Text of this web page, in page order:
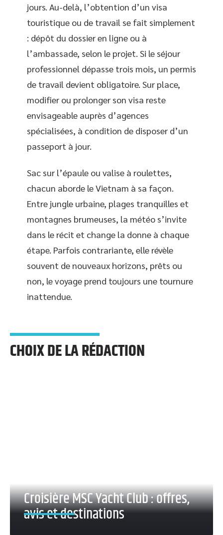
jours. Au-delà, l’obtention d’un visa
touristique ou de travail se fait simplement
: dépôt du dossier en ligne ou à
l’ambassade, selon le projet. Si le séjour
professionnel dépasse trois mois, un permis
de travail devient obligatoire. Sur place,
modifier ou prolonger son visa reste
envisageable auprès d’agences
spécialisées, à condition de disposer d’un
passeport à jour.
Sac sur l’épaule ou valise à roulettes,
chacun aborde le Vietnam à sa façon.
Entre jungle urbaine, plages tranquilles et
montagnes brumeuses, la météo s’invite
dans le récit et change la donne à chaque
étape. Parfois contrariante, elle révèle
souvent de nouveaux horizons, prêts ou
non, le voyage prend toujours une tournure
inattendue.
CHOIX DE LA RÉDACTION
Croisière MSC Yacht Club : offres,
avis et destinations